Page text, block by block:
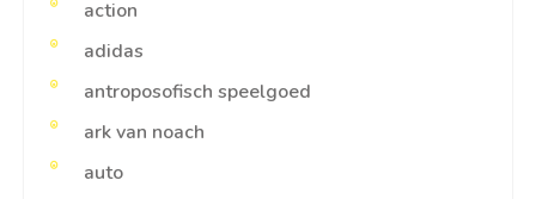
action
adidas
antroposofisch speelgoed
ark van noach
auto